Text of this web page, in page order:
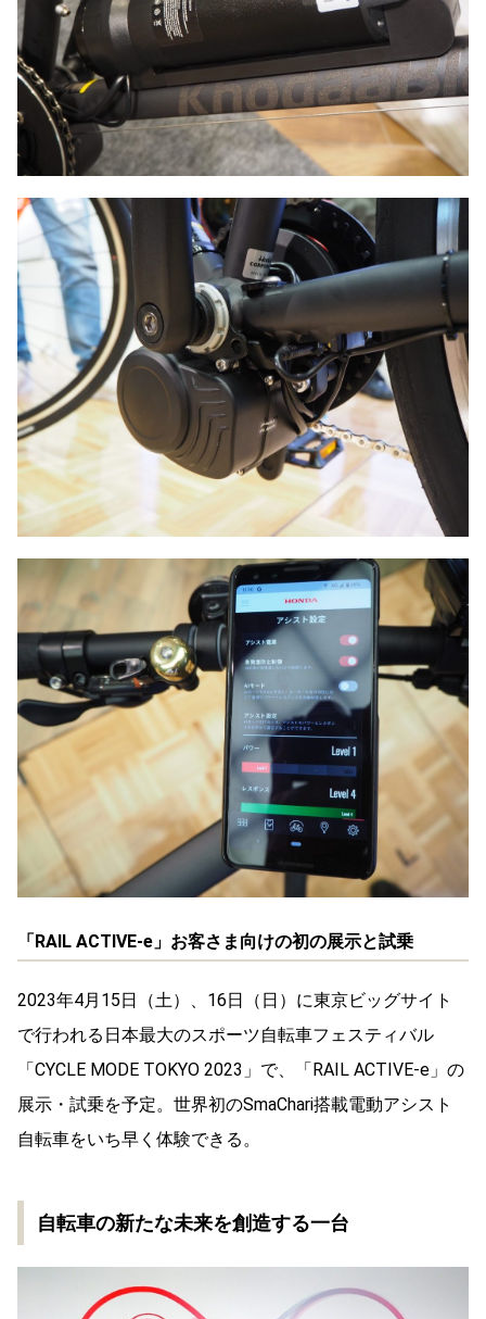
「RAIL ACTIVE-e」お客さま向けの初の展示と試乗
2023年4月15日（土）、16日（日）に東京ビッグサイト
で行われる日本最大のスポーツ自転車フェスティバル
「CYCLE MODE TOKYO 2023」で、「RAIL ACTIVE-e」の
展示・試乗を予定。世界初のSmaChari搭載電動アシスト
自転車をいち早く体験できる。
自転車の新たな未来を創造する一台